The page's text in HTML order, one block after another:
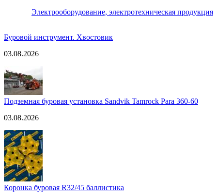
Электрооборудование, электротехническая продукция
Буровой инструмент. Хвостовик
03.08.2026
Подземная буровая установка Sandvik Tamrock Para 360-60
03.08.2026
Коронка буровая R32/45 баллистика